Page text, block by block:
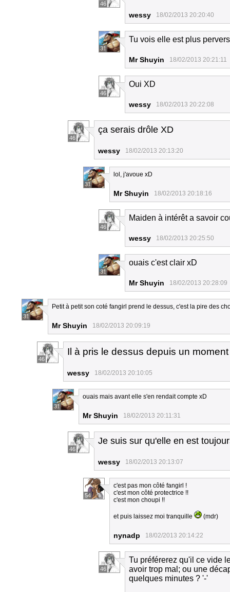
46
wessy 18/02/2013 20:20:40
31
Tu vois elle est plus
Mr Shuyin 18/02/2013 20:21:11
46
Oui XD
wessy 18/02/2013 20:22:08
46
ça serais drôle XD
wessy 18/02/2013 20:13:20
31
lol, j'avoue xD
Mr Shuyin 18/02/2013 20:18:16
46
Maiden à intérêt a savoir
wessy 18/02/2013 20:25:50
31
ouais c'est clair xD
Mr Shuyin 18/02/2013 20:28:09
31
Petit à petit son coté fangirl prend le dessus, c'est la pire des
Mr Shuyin 18/02/2013 20:09:19
46
Il à pris le dessus depuis un
wessy 18/02/2013 20:10:05
31
ouais mais avant elle s'en rendait compte xD
Mr Shuyin 18/02/2013 20:11:31
46
Je suis sur qu'elle en est
wessy 18/02/2013 20:13:07
54
c'est pas mon côté fangirl !
c'est mon côté protectrice !!
c'est mon choupi !!
et puis laissez moi tranquille (mdr)
nynadp 18/02/2013 20:14:22
46
Tu préférerez qu'il ce vide
avoir trop mal; ou une
quelques minutes ? '-'